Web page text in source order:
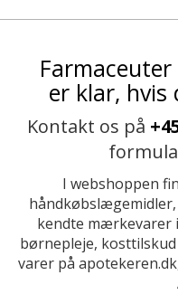
er klar, hvis
Kontakt os på
I webshoppen
kendte mærkevarer
børnepleje,
varer på